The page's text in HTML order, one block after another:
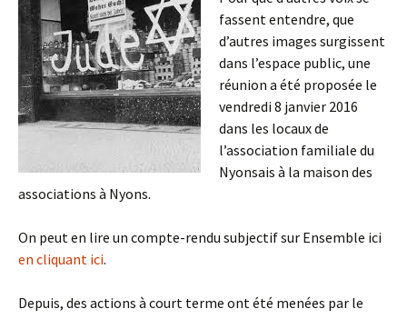
fassent entendre, que
d’autres images surgissent
dans l’espace public, une
réunion a été proposée le
vendredi 8 janvier 2016
dans les locaux de
l’association familiale du
Nyonsais à la maison des
associations à Nyons.
On peut en lire un compte-rendu subjectif sur Ensemble ici
en cliquant ici.
Depuis, des actions à court terme ont été menées par le